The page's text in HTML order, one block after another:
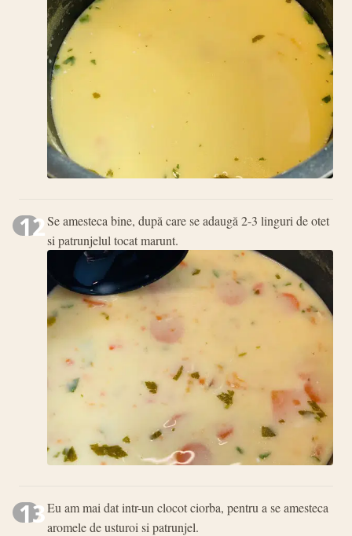
12Se amesteca bine, după care se adaugă 2-3 linguri de otet
si patrunjelul tocat marunt.
13Eu am mai dat intr-un clocot ciorba, pentru a se amesteca
aromele de usturoi si patrunjel.